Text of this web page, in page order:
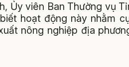
Ủy viên Ban Thường vụ
hoạt động này nhằm
nông nghiệp địa